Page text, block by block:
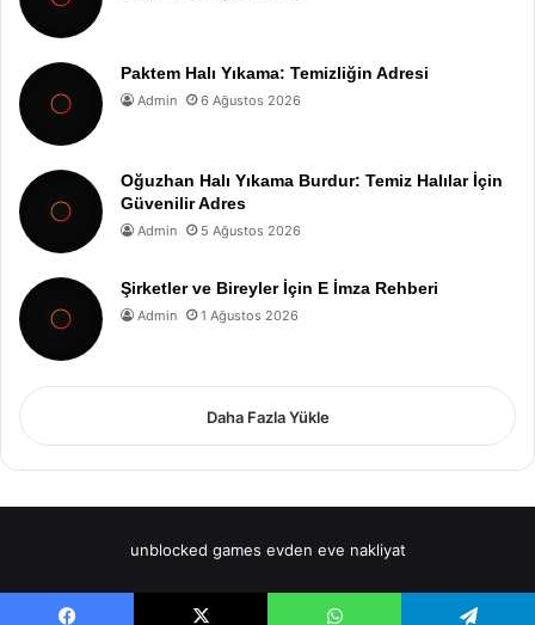
Paktem Halı Yıkama: Temizliğin Adresi
Admin 6 Ağustos 2026
Oğuzhan Halı Yıkama Burdur: Temiz Halılar İçin
Güvenilir Adres
Admin 5 Ağustos 2026
Şirketler ve Bireyler İçin E İmza Rehberi
Admin 1 Ağustos 2026
Daha Fazla Yükle
unblocked games evden eve nakliyat